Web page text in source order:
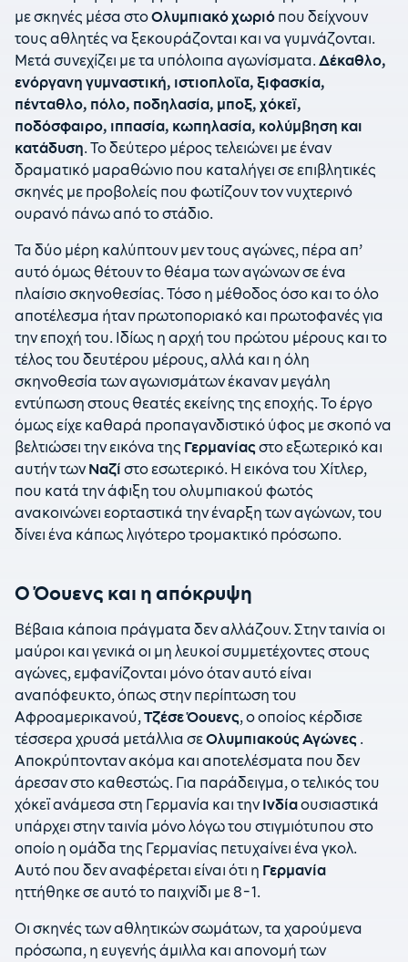
με σκηνές μέσα στοΟλυμπιακό χωριό που δείχνουν
τους αθλητές να ξεκουράζονται και να γυμνάζονται.
Μετά συνεχίζει με τα υπόλοιπα αγωνίσματα. Δέκαθλο,
ενόργανη γυμναστική, ιστιοπλοΐα, ξιφασκία,
πένταθλο, πόλο, ποδηλασία, μποξ, χόκεϊ,
ποδόσφαιρο, ιππασία, κωπηλασία, κολύμβηση και
κατάδυση. Το δεύτερο μέρος τελειώνει με έναν
δραματικό μαραθώνιο που καταλήγει σε επιβλητικές
σκηνές με προβολείς που φωτίζουν τον νυχτερινό
ουρανό πάνω από το στάδιο.
Τα δύο μέρη καλύπτουν μεν τους αγώνες, πέρα απ’
αυτό όμως θέτουν το θέαμα των αγώνων σε ένα
πλαίσιο σκηνοθεσίας. Τόσο η μέθοδος όσο και το όλο
αποτέλεσμα ήταν πρωτοποριακό και πρωτοφανές για
την εποχή του. Ιδίως η αρχή του πρώτου μέρους και το
τέλος του δευτέρου μέρους, αλλά και η όλη
σκηνοθεσία των αγωνισμάτων έκαναν μεγάλη
εντύπωση στους θεατές εκείνης της εποχής. Το έργο
όμως είχε καθαρά προπαγανδιστικό ύφος με σκοπό να
βελτιώσει την εικόνα της Γερμανίας στο εξωτερικό και
αυτήν τωνΝαζί στο εσωτερικό. Η εικόνα του Χίτλερ,
που κατά την άφιξη του ολυμπιακού φωτός
ανακοινώνει εορταστικά την έναρξη των αγώνων, του
δίνει ένα κάπως λιγότερο τρομακτικό πρόσωπο.
Ο Όουενς και η απόκρυψη
Βέβαια κάποια πράγματα δεν αλλάζουν. Στην ταινία οι
μαύροι και γενικά οι μη λευκοί συμμετέχοντες στους
αγώνες, εμφανίζονται μόνο όταν αυτό είναι
αναπόφευκτο, όπως στην περίπτωση του
Αφροαμερικανού,Τζέσε Όουενς, ο οποίος κέρδισε
τέσσερα χρυσά μετάλλια σεΟλυμπιακούς Αγώνες .
Αποκρύπτονταν ακόμα και αποτελέσματα που δεν
άρεσαν στο καθεστώς. Για παράδειγμα, ο τελικός του
χόκεϊ ανάμεσα στη Γερμανία και τηνΙνδίαουσιαστικά
υπάρχει στην ταινία μόνο λόγω του στιγμιότυπου στο
οποίο η ομάδα της Γερμανίας πετυχαίνει ένα γκολ.
Αυτό που δεν αναφέρεται είναι ότι η Γερμανία
ηττήθηκε σε αυτό το παιχνίδι με 8-1.
Οι σκηνές των αθλητικών σωμάτων, τα χαρούμενα
πρόσωπα, η ευγενής άμιλλα και απονομή των